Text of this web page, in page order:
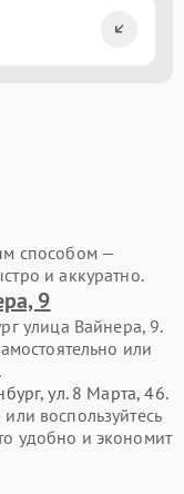
способом —
и аккуратно.
9
улица Вайнера, 9.
или
ул. 8 Марта, 46.
воспользуйтесь
удобно и экономит